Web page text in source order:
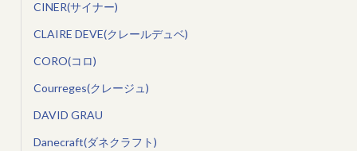
CINER(サイナー)
CLAIRE DEVE(クレールデュベ)
CORO(コロ)
Courreges(クレージュ)
DAVID GRAU
Danecraft(ダネクラフト)